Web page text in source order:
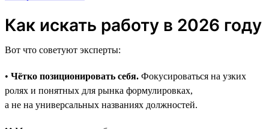
Как искать работу в 2026 году
Вот что советуют эксперты:
• Чётко позиционировать себя. Фокусироваться на узких
ролях и понятных для рынка формулировках,
а не на универсальных названиях должностей.